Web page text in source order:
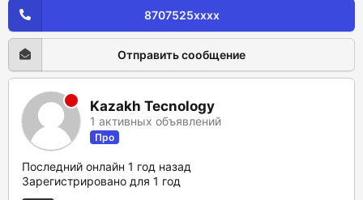
8707525xxxx
Отправить сообщение
Kazakh Tecnology
1 активных объявлений
Про
Последний онлайн 1 год назад
Зарегистрировано для 1 год